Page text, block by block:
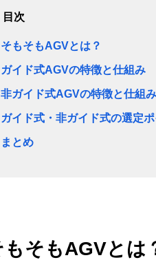
目次
そもそもAGVとは？
ガイド式AGVの特徴と仕組み
非ガイド式AGVの特徴と仕組み
ガイド式・非ガイド式の選定ポ
まとめ
もそもAGVとは